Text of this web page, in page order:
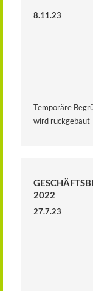
8.11.23
Temporäre
wird rückgebaut
2022
27.7.23